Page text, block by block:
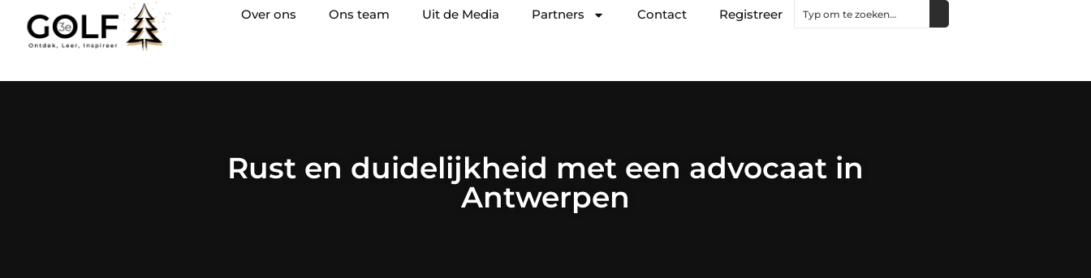
Over ons Ons team Uit de Media Partners Contact Registreer
Rust en duidelijkheid met een advocaat in
Antwerpen